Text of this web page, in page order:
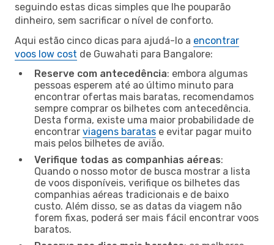
seguindo estas dicas simples que lhe pouparão
dinheiro, sem sacrificar o nível de conforto.
Aqui estão cinco dicas para ajudá-lo a encontrar
voos low cost de Guwahati para Bangalore:
Reserve com antecedência: embora algumas
pessoas esperem até ao último minuto para
encontrar ofertas mais baratas, recomendamos
sempre comprar os bilhetes com antecedência.
Desta forma, existe uma maior probabilidade de
encontrar viagens baratas e evitar pagar muito
mais pelos bilhetes de avião.
Verifique todas as companhias aéreas:
Quando o nosso motor de busca mostrar a lista
de voos disponíveis, verifique os bilhetes das
companhias aéreas tradicionais e de baixo
custo. Além disso, se as datas da viagem não
forem fixas, poderá ser mais fácil encontrar voos
baratos.